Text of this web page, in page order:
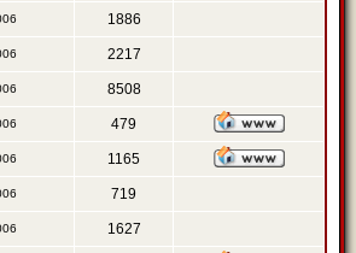
1886
2217
8508
479
1165
719
1627